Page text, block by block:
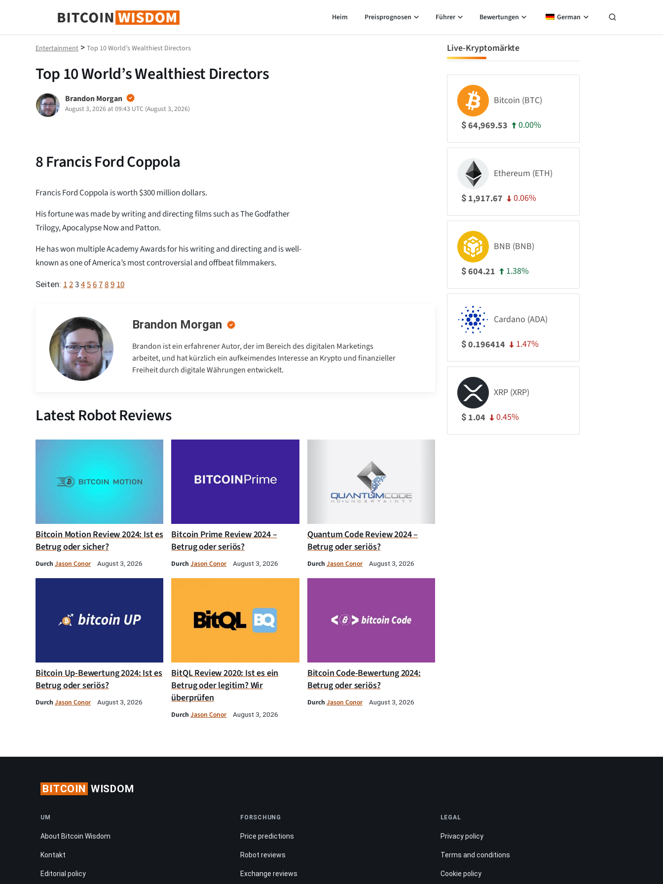
Bitcoin-Weisheit
Heim Preisprognosen Führer Bewertungen German
Entertainment > Top 10 World’s Wealthiest Directors
Top 10 World’s Wealthiest Directors
Brandon Morgan
August 3, 2026 at 09:43 UTC (August 3, 2026)
8Francis Ford Coppola
Francis Ford Coppola is worth $300 million dollars.
His fortune was made by writing and directing films such as The Godfather
Trilogy, Apocalypse Now and Patton.
He has won multiple Academy Awards for his writing and directing and is well-
known as one of America’s most controversial and offbeat filmmakers.
Seiten: 12345678910
Brandon Morgan
Brandon ist ein erfahrener Autor, der im Bereich des digitalen Marketings
arbeitet, und hat kürzlich ein aufkeimendes Interesse an Krypto und finanzieller
Freiheit durch digitale Währungen entwickelt.
Latest Robot Reviews
Bitcoin Motion Review 2024: Ist es
Betrug oder sicher?
Durch Jason Conor August 3, 2026
Bitcoin Prime Review 2024 –
Betrug oder seriös?
DurchJason Conor August 3, 2026
Quantum Code Review 2024 –
Betrug oder seriös?
Durch Jason Conor August 3, 2026
Bitcoin Up-Bewertung 2024: Ist es
Betrug oder seriös?
Durch Jason Conor August 3, 2026
BitQL Review 2020: Ist es ein
Betrug oder legitim? Wir
überprüfen
DurchJason Conor August 3, 2026
Bitcoin Code-Bewertung 2024:
Betrug oder seriös?
Durch Jason Conor August 3, 2026
Live-Kryptomärkte
Bitcoin (BTC)
$64,969.53 0.00%
Ethereum (ETH)
$ 1,917.67 0.06%
BNB (BNB)
$604.21 1.38%
Cardano (ADA)
$0.196414 1.47%
XRP (XRP)
$ 1.04 0.45%
BITCOIN WISDOM
UM
About Bitcoin Wisdom
Kontakt
Editorial policy
FORSCHUNG
Price predictions
Robot reviews
Exchange reviews
LEGAL
Privacy policy
Terms and conditions
Cookie policy